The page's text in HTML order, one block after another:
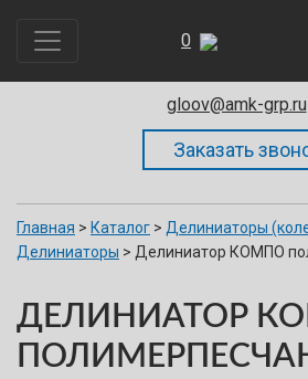
0
195273, Санкт-Петербург.
А, офис 436, БЦ
gloov@amk-grp.ru
Главная > Каталог > Делиниаторы
Делиниаторы > Делиниатор КОМПО
ДЕЛИНИАТОР